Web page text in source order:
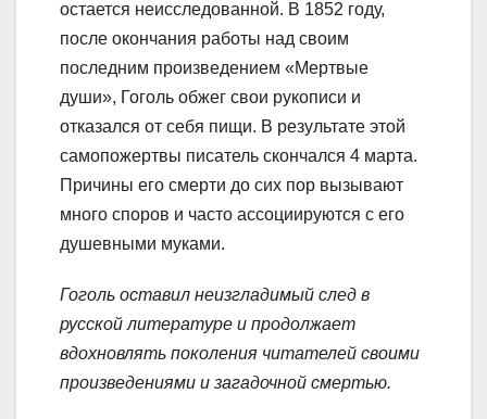
остается неисследованной. В 1852 году,
после окончания работы над своим
последним произведением «Мертвые
души», Гоголь обжег свои рукописи и
отказался от себя пищи. В результате этой
самопожертвы писатель скончался 4 марта.
Причины его смерти до сих пор вызывают
много споров и часто ассоциируются с его
душевными муками.
Гоголь оставил неизгладимый след в
русской литературе и продолжает
вдохновлять поколения читателей своими
произведениями и загадочной смертью.